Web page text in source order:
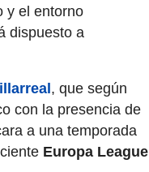
y el entorno
dispuesto a
, que según
con la presencia de
a una temporada
Europa League